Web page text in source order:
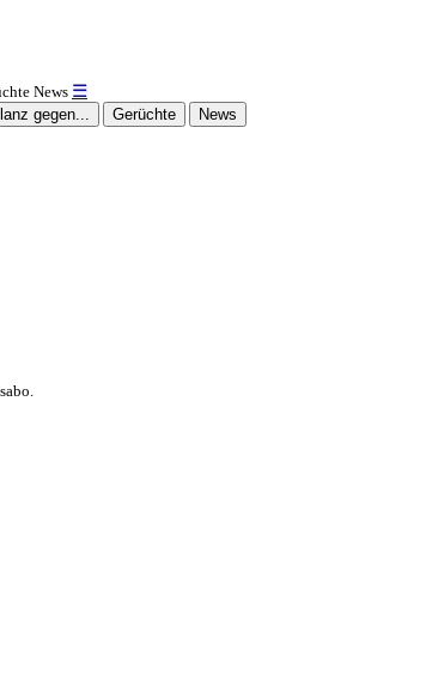
News ☰
gegen... Gerüchte News